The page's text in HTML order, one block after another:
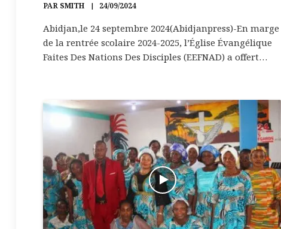
PAR SMITH 24/09/2024
Abidjan,le 24 septembre 2024(Abidjanpress)-En marge
de la rentrée scolaire 2024-2025, l’Église Évangélique
Faites Des Nations Des Disciples (EEFNAD) a offert…